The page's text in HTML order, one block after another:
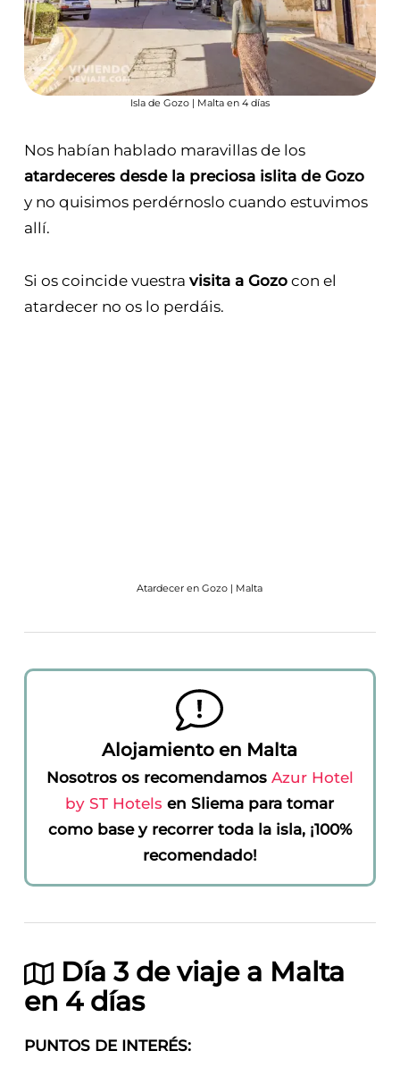
Isla de Gozo | Malta en 4 días
Nos habían hablado maravillas de los
atardeceres desde la preciosa islita de Gozo
y no quisimos perdérnoslo cuando estuvimos
allí.
Si os coincide vuestra visita a Gozocon el
atardecer no os lo perdáis.
Atardecer en Gozo | Malta
Alojamiento en Malta
Nosotros os recomendamos Azur Hotel
by ST Hotels en Sliema para tomar
como base y recorrer toda la isla, ¡100%
recomendado!
Día 3 de viaje a Malta
en 4 días
PUNTOS DE INTERÉS: